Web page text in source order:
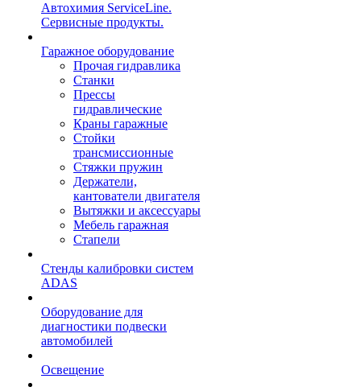
Автохимия ServiceLine.
Сервисные продукты.
Гаражное оборудование
Прочая гидравлика
Станки
Прессы
гидравлические
Краны гаражные
Стойки
трансмиссионные
Стяжки пружин
Держатели,
кантователи двигателя
Вытяжки и аксессуары
Мебель гаражная
Стапели
Стенды калибровки систем
ADAS
Оборудование для
диагностики подвески
автомобилей
Освещение